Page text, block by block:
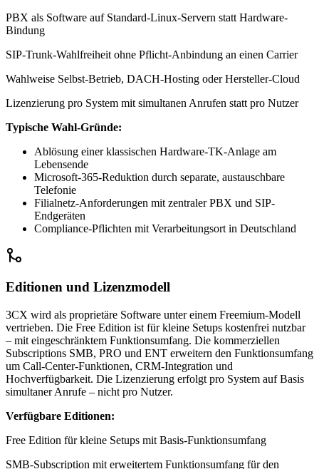
PBX als Software auf Standard-Linux-Servern statt Hardware-
Bindung
SIP-Trunk-Wahlfreiheit ohne Pflicht-Anbindung an einen Carrier
Wahlweise Selbst-Betrieb, DACH-Hosting oder Hersteller-Cloud
Lizenzierung pro System mit simultanen Anrufen statt pro Nutzer
Typische Wahl-Gründe:
Ablösung einer klassischen Hardware-TK-Anlage am
Lebensende
Microsoft-365-Reduktion durch separate, austauschbare
Telefonie
Filialnetz-Anforderungen mit zentraler PBX und SIP-
Endgeräten
Compliance-Pflichten mit Verarbeitungsort in Deutschland
Editionen und Lizenzmodell
3CX wird als proprietäre Software unter einem Freemium-Modell
vertrieben. Die Free Edition ist für kleine Setups kostenfrei nutzbar
– mit eingeschränktem Funktionsumfang. Die kommerziellen
Subscriptions SMB, PRO und ENT erweitern den Funktionsumfang
um Call-Center-Funktionen, CRM-Integration und
Hochverfügbarkeit. Die Lizenzierung erfolgt pro System auf Basis
simultaner Anrufe – nicht pro Nutzer.
Verfügbare Editionen:
Free Edition für kleine Setups mit Basis-Funktionsumfang
SMB-Subscription mit erweitertem Funktionsumfang für den